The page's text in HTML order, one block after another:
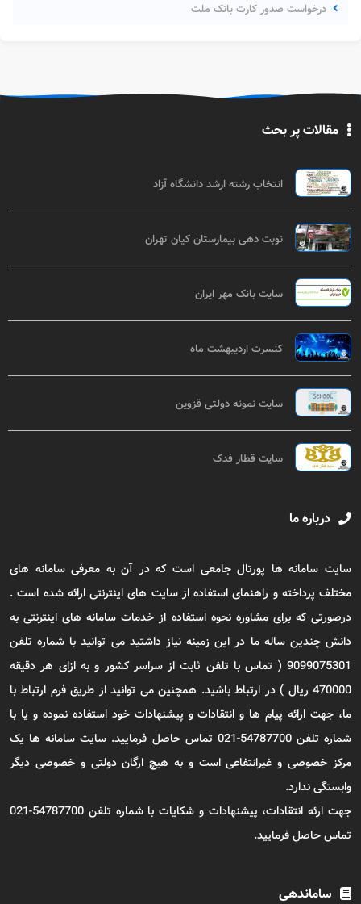
درخواست صدور کارت بانک ملت
مقالات پر بحث
انتخاب رشته ارشد دانشگاه آزاد
نوبت دهی بیمارستان کیان تهران
سایت بانک مهر ایران
کنسرت اردیبهشت ماه
سایت نمونه دولتی قزوین
سایت قطار فدک
درباره ما
سایت سامانه ها پورتال جامعی است که در آن به معرفی سامانه های
مختلف پرداخته و راهنمای استفاده از سایت های اینترنتی ارائه شده است .
درصورتی که برای مشاوره نحوه استفاده از خدمات سامانه های اینترنتی به
دانش چندین ساله ما در این زمینه نیاز داشتید می توانید با شماره تلفن
9099075301 ( تماس با تلفن ثابت از سراسر کشور و به ازای هر دقیقه
470000 ریال ) در ارتباط باشید. همچنین می توانید از طریق فرم ارتباط با
ما، جهت ارائه پیام ها و انتقادات و پیشنهادات خود استفاده نموده و یا با
شماره تلفن 54787700-021 تماس حاصل فرمایید. سایت سامانه ها یک
مرکز خصوصی و غیرانتفاعی است و به هیچ ارگان دولتی و خصوصی دیگر
وابستگی ندارد.
جهت ارئه انتقادات، پیشنهادات و شکایات با شماره تلفن 54787700-021
تماس حاصل فرمایید.
ساماندهی